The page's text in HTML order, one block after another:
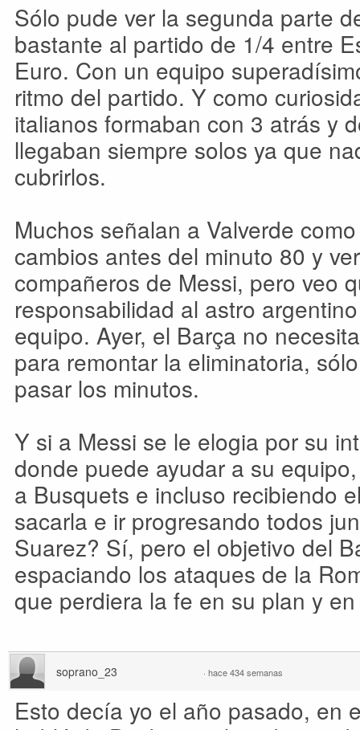
Sólo pude ver la segunda parte
bastante al partido de 1/4 entre
Euro. Con un equipo
ritmo del partido. Y como
italianos formaban con 3 atrás y
llegaban siempre solos ya que
cubrirlos.
Muchos señalan a Valverde
cambios antes del minuto 80 y
compañeros de Messi, pero veo
responsabilidad al astro
equipo. Ayer, el Barça no
para remontar la eliminatoria,
pasar los minutos.
Y si a Messi se le elogia por su
donde puede ayudar a su
a Busquets e incluso recibiendo
sacarla e ir progresando todos
Suarez? Sí, pero el objetivo del
espaciando los ataques de la
que perdiera la fe en su plan y
soprano_23 · hace 434 semanas
Esto decía yo el año pasado, en